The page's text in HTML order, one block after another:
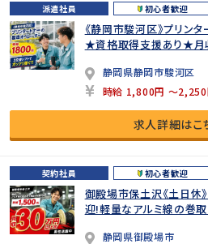
派遣社員 初心者歓迎
《静岡市駿河区》プリン
★資格取得支援あり★月
静岡県静岡市駿河区
時給 1,800円 ～2,250
求人詳細はこ
契約社員 初心者歓迎
御殿場市保土沢《土日休
迎!軽量なアルミ線の巻
静岡県御殿場市